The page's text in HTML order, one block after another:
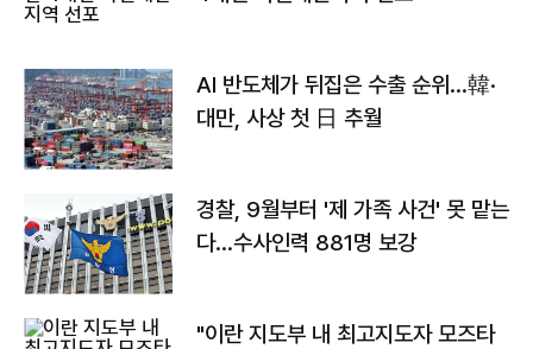
AI 반도체가 뒤집은 수출 순위…韓·
대만, 사상 첫 日 추월
경찰, 9월부터 '제 가족 사건' 못 맡는
다…수사인력 881명 보강
"이란 지도부 내 최고지도자 모즈타